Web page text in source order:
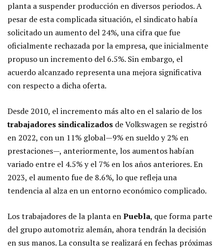
planta a suspender producción en diversos periodos. A
pesar de esta complicada situación, el sindicato había
solicitado un aumento del 24%, una cifra que fue
oficialmente rechazada por la empresa, que inicialmente
propuso un incremento del 6.5%. Sin embargo, el
acuerdo alcanzado representa una mejora significativa
con respecto a dicha oferta.
Desde 2010, el incremento más alto en el salario de los
trabajadores sindicalizados de Volkswagen se registró
en 2022, con un 11% global—9% en sueldo y 2% en
prestaciones—, anteriormente, los aumentos habían
variado entre el 4.5% y el 7% en los años anteriores. En
2023, el aumento fue de 8.6%, lo que refleja una
tendencia al alza en un entorno económico complicado.
Los trabajadores de la planta enPuebla, que forma parte
del grupo automotriz alemán, ahora tendrán la decisión
en sus manos. La consulta se realizará en fechas próximas